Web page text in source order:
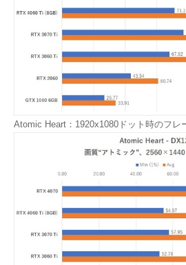
Atomic Heart：1920x1080ドット時のフレ